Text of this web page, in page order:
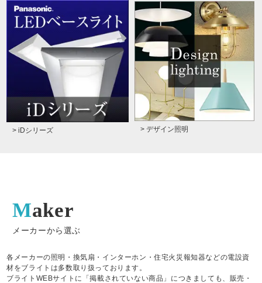
> iDシリーズ > デザイン照明
Maker
メーカーから選ぶ
各メーカーの照明・換気扇・インターホン・住宅火災報知器などの電設資
材をブライトは多数取り扱っております。
ブライトWEBサイトに「掲載されていない商品」につきましても、販売・